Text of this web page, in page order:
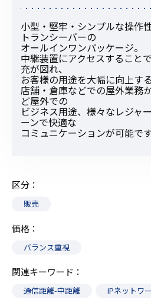
小型・堅牢・シンプルな操作
トランシーバーの
オールインワンパッケージ。
中継装置にアクセスすること
充が図れ、
お客様の用途を大幅に向上す
店舗・倉庫などでの屋外業務
ど屋外での
ビジネス用途、様々なレジャ
ーンで快適な
コミュニケーションが可能です
区分
販売
価格
バランス重視
関連キーワード
通信距離-中距離
IPネットワ